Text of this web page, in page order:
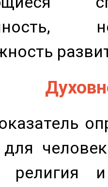
религия